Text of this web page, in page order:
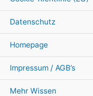
Datenschutz
Homepage
Impressum / AGB’s
Mehr Wissen